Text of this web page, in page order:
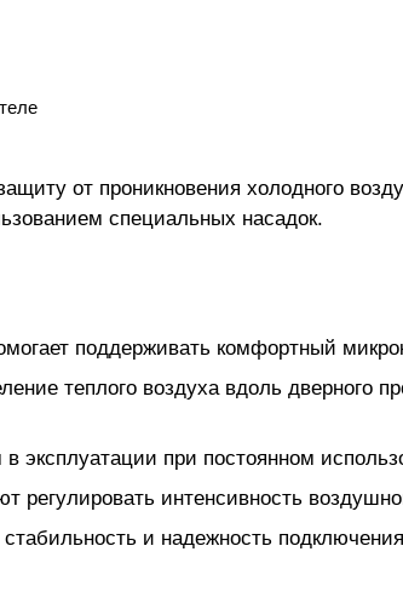
от проникновения холодного
специальных насадок.
поддерживать комфортный
теплого воздуха вдоль дверного
эксплуатации при постоянном
интенсивность
стабильность и надежность